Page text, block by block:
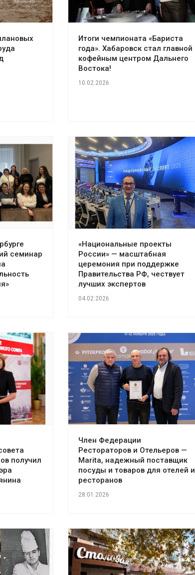
Итоги чемпионата «Бариста
года». Хабаровск стал главной
кофейным центром Дальнего
Востока!
10.02.2026
семинар
«Национальные проекты
России» — масштабная
церемония при поддержке
Правительства РФ, чествует
лучших экспертов
04.02.2026
получил
Член Федерации
Рестораторов и Отельеров —
Marita, надежный поставщик
посуды и товаров для отелей и
ресторанов
28.01.2026